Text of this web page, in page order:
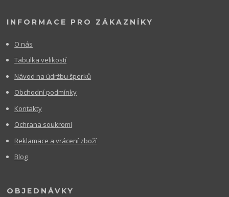
INFORMACE PRO ZÁKAZNÍKY
O nás
Tabulka velikostí
Návod na údržbu šperků
Obchodní podmínky
Kontakty
Ochrana soukromí
Reklamace a vrácení zboží
Blog
OBJEDNÁVKY